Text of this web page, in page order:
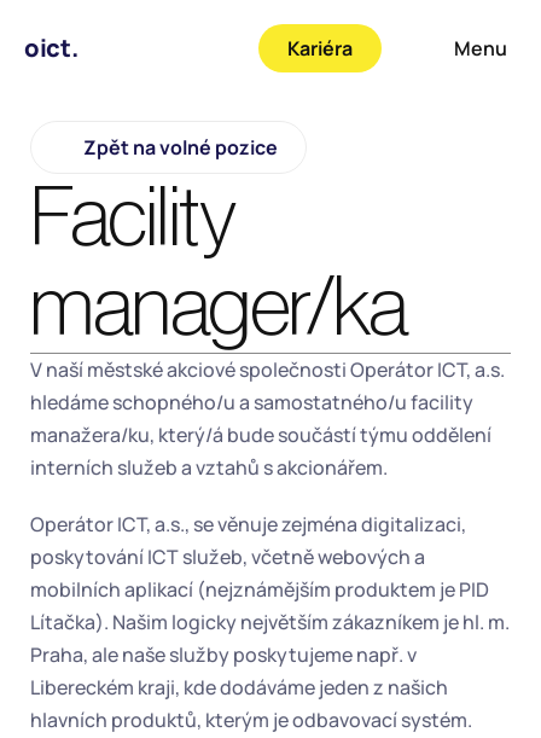
Zpět na volné pozice
Facility
manager/ka
V naší městské akciové společnosti Operátor ICT, a.s.
hledáme schopného/u a samostatného/u facility
manažera/ku, který/á bude součástí týmu oddělení
interních služeb a vztahů s akcionářem.
Operátor ICT, a.s., se věnuje zejména digitalizaci,
poskytování ICT služeb, včetně webových a
mobilních aplikací (nejznámějším produktem je PID
Lítačka). Našim logicky největším zákazníkem je hl. m.
Praha, ale naše služby poskytujeme např. v
Libereckém kraji, kde dodáváme jeden z našich
hlavních produktů, kterým je odbavovací systém.
Kariéra Menu
oict.